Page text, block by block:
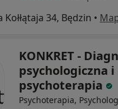
34, Będzin •
KONKRET -
psychologiczna i
psychoterapia
Psychoterapia,